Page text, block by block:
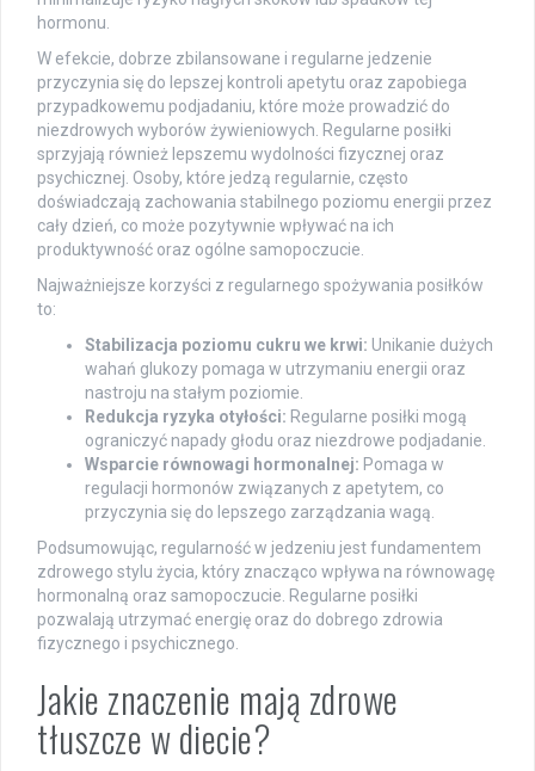
hormonu.
W efekcie, dobrze zbilansowane i regularne jedzenie
przyczynia się do lepszej kontroli apetytu oraz zapobiega
przypadkowemu podjadaniu, które może prowadzić do
niezdrowych wyborów żywieniowych. Regularne posiłki
sprzyjają również lepszemu wydolności fizycznej oraz
psychicznej. Osoby, które jedzą regularnie, często
doświadczają zachowania stabilnego poziomu energii przez
cały dzień, co może pozytywnie wpływać na ich
produktywność oraz ogólne samopoczucie.
Najważniejsze korzyści z regularnego spożywania posiłków
to:
Stabilizacja poziomu cukru we krwi: Unikanie dużych
wahań glukozy pomaga w utrzymaniu energii oraz
nastroju na stałym poziomie.
Redukcja ryzyka otyłości: Regularne posiłki mogą
ograniczyć napady głodu oraz niezdrowe podjadanie.
Wsparcie równowagi hormonalnej: Pomaga w
regulacji hormonów związanych z apetytem, co
przyczynia się do lepszego zarządzania wagą.
Podsumowując, regularność w jedzeniu jest fundamentem
zdrowego stylu życia, który znacząco wpływa na równowagę
hormonalną oraz samopoczucie. Regularne posiłki
pozwalają utrzymać energię oraz do dobrego zdrowia
fizycznego i psychicznego.
Jakie znaczenie mają zdrowe
tłuszcze w diecie?